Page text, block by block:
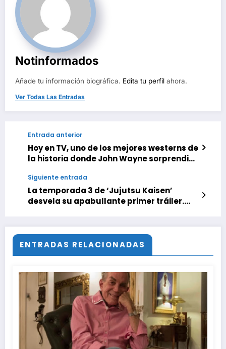
Notinformados
Añade tu información biográfica. Edita tu perfil ahora.
Ver Todas Las Entradas
Entrada anterior
Hoy en TV, uno de los mejores westerns de
la historia donde John Wayne sorprendió
Siguiente entrada
La temporada 3 de ‘Jujutsu Kaisen’
desvela su apabullante primer tráiler.
brazo
ENTRADAS RELACIONADAS